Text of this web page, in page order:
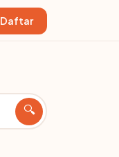
Daftar
🔍